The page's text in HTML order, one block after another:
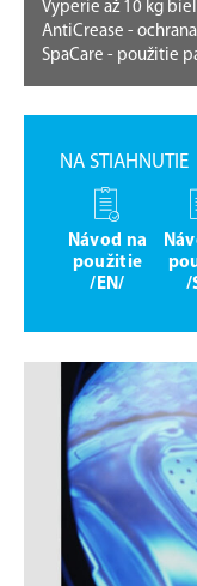
Vyperie až 10 kg
AntiCrease -
SpaCare - použitie
NA STIAHNUTIE
Návod na
použitie
/EN/
/